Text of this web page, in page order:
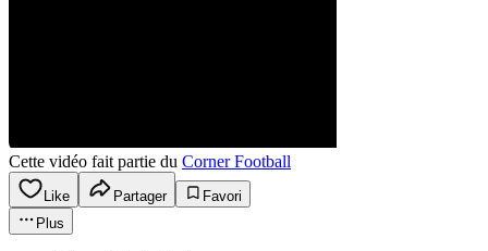
Cette vidéo fait partie du Corner Football
Like Partager
Favori
Plus